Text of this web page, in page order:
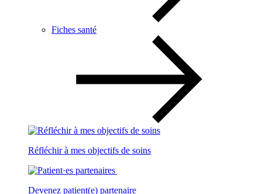
Fiches santé
Réfléchir à mes objectifs de soins
Devenez patient(e) partenaire